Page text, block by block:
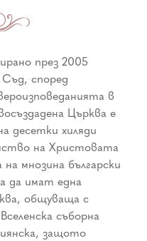
през 2005
според
в
Църква е
десетки хиляди
на Христовата
мнозина български
да имат една
общуваща с
съборна
защото